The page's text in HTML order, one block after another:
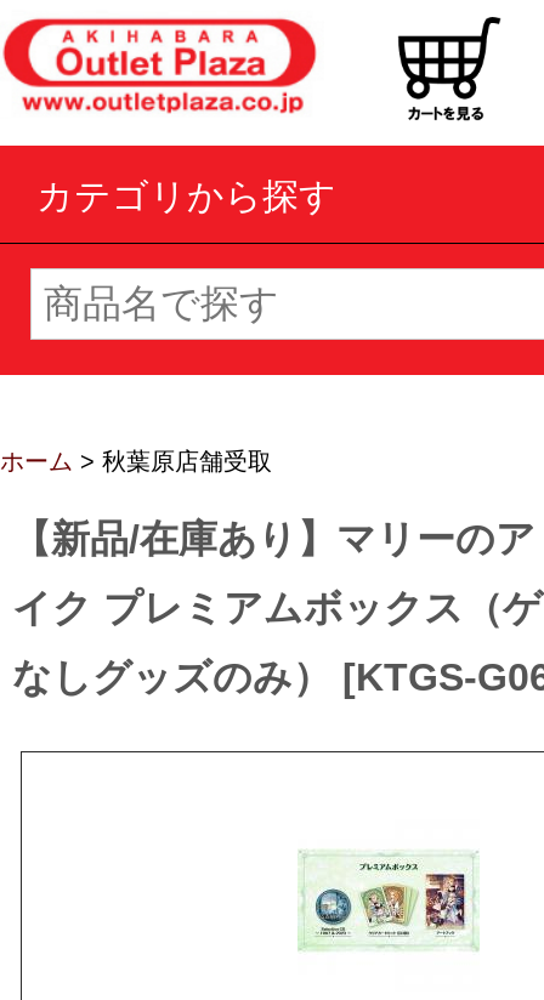
カテゴリから探す
ホーム > 秋葉原店舗受取
【新品/在庫あり】マリーの
イク プレミアムボックス（
なしグッズのみ） [KTGS-